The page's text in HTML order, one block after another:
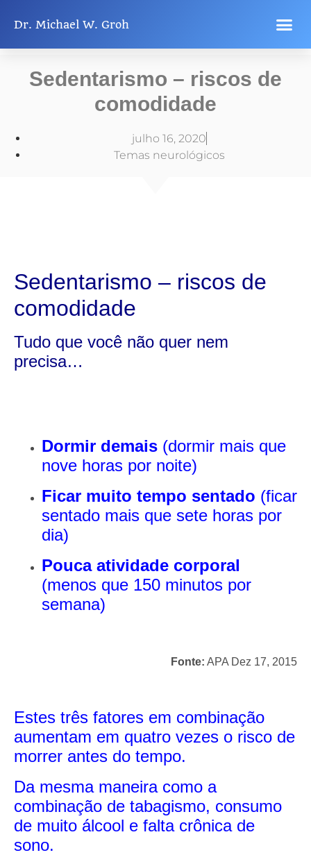
Dr. Michael W. Groh
Sedentarismo – riscos de
comodidade
julho 16, 2020
Temas neurológicos​
Sedentarismo – riscos de
comodidade
Tudo que você não quer nem
precisa…
Dormir demais (dormir mais que
nove horas por noite)
Ficar muito tempo sentado (ficar
sentado mais que sete horas por
dia)
Pouca atividade corporal
(menos que 150 minutos por
semana)
Fonte: APA Dez 17, 2015
Estes três fatores em combinação
aumentam em quatro vezes o risco de
morrer antes do tempo.
Da mesma maneira como a
combinação de tabagismo, consumo
de muito álcool e falta crônica de
sono.